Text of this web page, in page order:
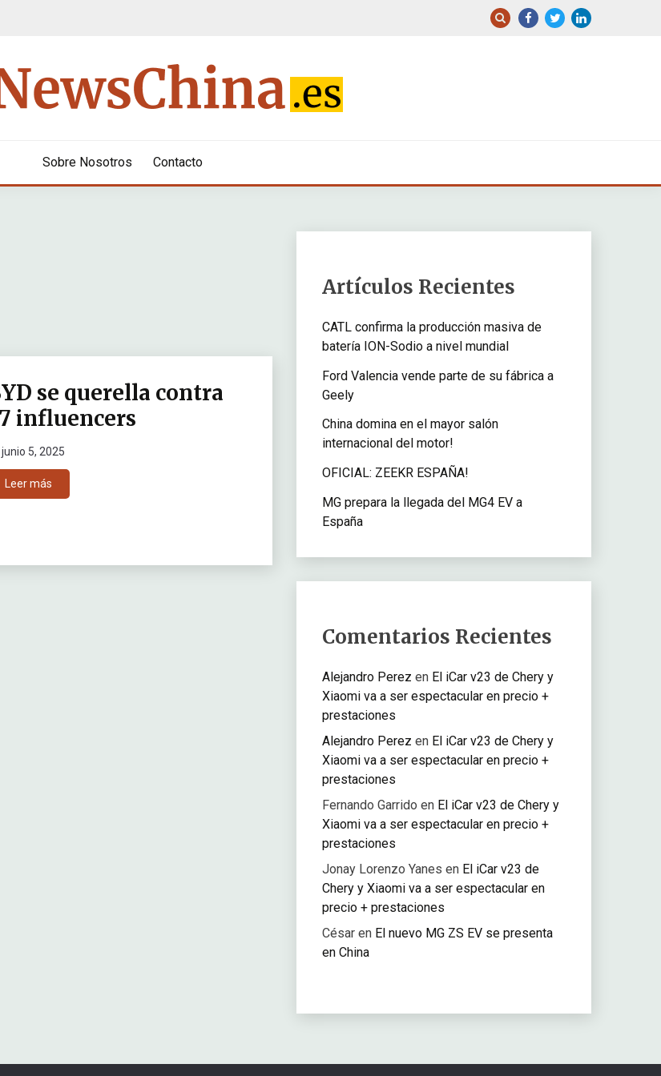
Sobre Nosotros Contacto
se querella contra
influencers
junio 5, 2025
Leer más
Artículos Recientes
CATL confirma la producción masiva de
batería ION-Sodio a nivel mundial
Ford Valencia vende parte de su fábrica a
Geely
China domina en el mayor salón
internacional del motor!
OFICIAL: ZEEKR ESPAÑA!
MG prepara la llegada del MG4 EV a
España
Comentarios Recientes
Alejandro Perez en El iCar v23 de Chery y
Xiaomi va a ser espectacular en precio +
prestaciones
Alejandro Perez en El iCar v23 de Chery y
Xiaomi va a ser espectacular en precio +
prestaciones
Fernando Garrido en El iCar v23 de Chery y
Xiaomi va a ser espectacular en precio +
prestaciones
Jonay Lorenzo Yanes en El iCar v23 de
Chery y Xiaomi va a ser espectacular en
precio + prestaciones
Césaren El nuevo MG ZS EV se presenta
en China